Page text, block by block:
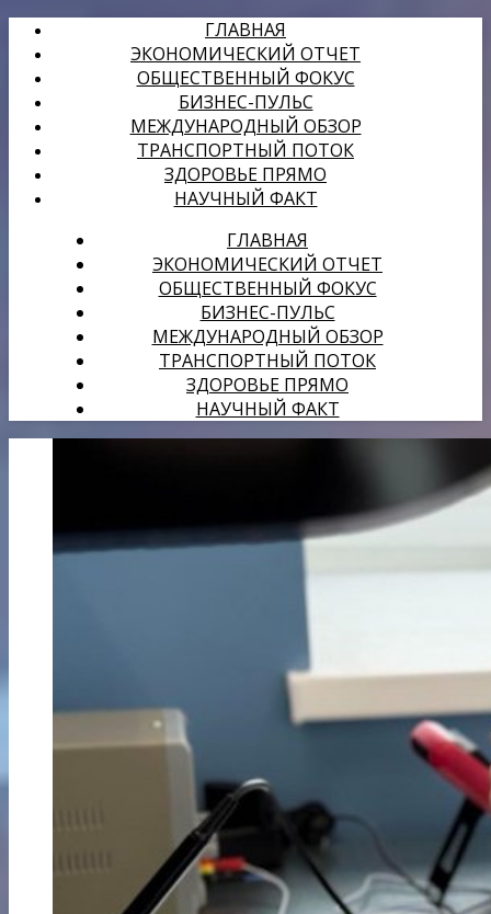
ГЛАВНАЯ
ЭКОНОМИЧЕСКИЙ ОТЧЕТ
ОБЩЕСТВЕННЫЙ ФОКУС
БИЗНЕС-ПУЛЬС
МЕЖДУНАРОДНЫЙ ОБЗОР
ТРАНСПОРТНЫЙ ПОТОК
ЗДОРОВЬЕ ПРЯМО
НАУЧНЫЙ ФАКТ
ГЛАВНАЯ
ЭКОНОМИЧЕСКИЙ ОТЧЕТ
ОБЩЕСТВЕННЫЙ ФОКУС
БИЗНЕС-ПУЛЬС
МЕЖДУНАРОДНЫЙ ОБЗОР
ТРАНСПОРТНЫЙ ПОТОК
ЗДОРОВЬЕ ПРЯМО
НАУЧНЫЙ ФАКТ